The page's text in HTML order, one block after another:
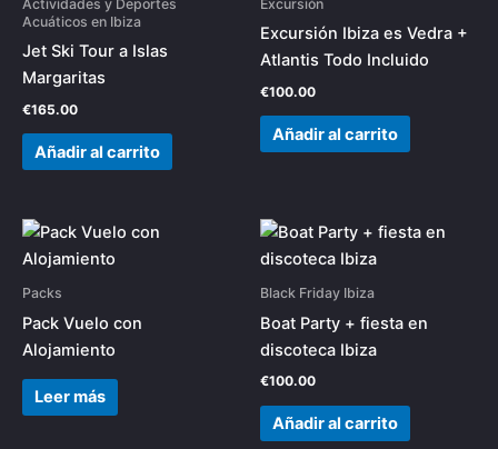
Actividades y Deportes
Acuáticos en Ibiza
Jet Ski Tour a Islas
Margaritas
€165.00
Añadir al carrito
Excursión
Excursión Ibiza es Vedra +
Atlantis Todo Incluido
€100.00
Añadir al carrito
Packs
Pack Vuelo con
Alojamiento
Leer más
Black Friday Ibiza
Boat Party + fiesta en
discoteca Ibiza
€100.00
Añadir al carrito